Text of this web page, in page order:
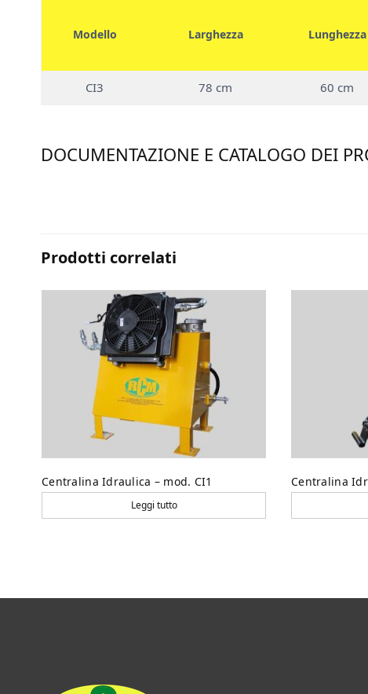
Modello Larghezza Lunghezza
CI3 78 cm 60 cm
DOCUMENTAZIONE E CATALOGO DEI
Prodotti correlati
Centralina Idraulica – mod. CI1
Leggi tutto
Centralina